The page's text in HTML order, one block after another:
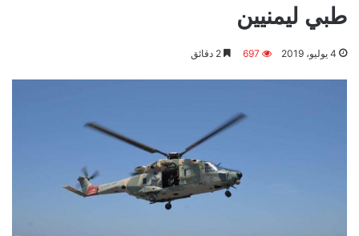
طبي ليمنيين
4 يوليو، 2019 697